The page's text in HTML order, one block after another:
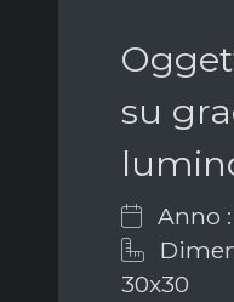
su
Anno :
30x30